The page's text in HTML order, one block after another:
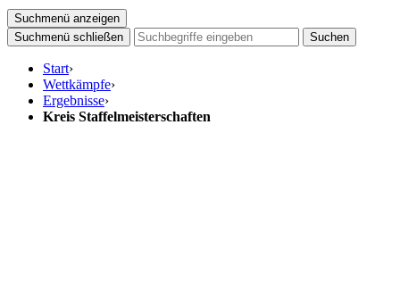
Suchmenü anzeigen
Suchmenü schließen
Suchen
Start›
Wettkämpfe›
Ergebnisse›
Kreis Staffelmeisterschaften